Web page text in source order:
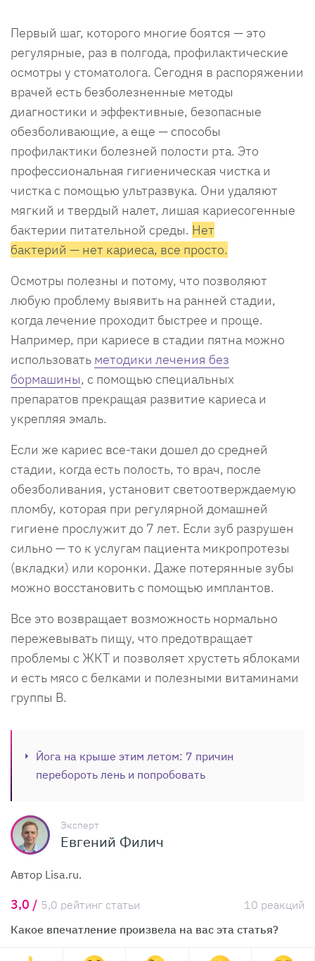
Первый шаг, которого многие боятся — это
регулярные, раз в полгода, профилактические
осмотры у стоматолога. Сегодня в распоряжении
врачей есть безболезненные методы
диагностики и эффективные, безопасные
обезболивающие, а еще — способы
профилактики болезней полости рта. Это
профессиональная гигиеническая чистка и
чистка с помощью ультразвука. Они удаляют
мягкий и твердый налет, лишая кариесогенные
бактерии питательной среды. Нет
бактерий — нет кариеса, все просто.
Осмотры полезны и потому, что позволяют
любую проблему выявить на ранней стадии,
когда лечение проходит быстрее и проще.
Например, при кариесе в стадии пятна можно
использовать методики лечения без
бормашины, с помощью специальных
препаратов прекращая развитие кариеса и
укрепляя эмаль.
Если же кариес все-таки дошел до средней
стадии, когда есть полость, то врач, после
обезболивания, установит светоотверждаемую
пломбу, которая при регулярной домашней
гигиене прослужит до 7 лет. Если зуб разрушен
сильно — то к услугам пациента микропротезы
(вкладки) или коронки. Даже потерянные зубы
можно восстановить с помощью имплантов.
Все это возвращает возможность нормально
пережевывать пищу, что предотвращает
проблемы с ЖКТ и позволяет хрустеть яблоками
и есть мясо с белками и полезными витаминами
группы В.
Йога на крыше этим летом: 7 причин
перебороть лень и попробовать
Эксперт
Евгений Филич
Автор Lisa.ru.
3,0 / 5,0 рейтинг статьи
10 реакций
Какое впечатление произвела на вас эта статья?